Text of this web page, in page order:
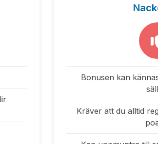
Bonusen kan
Kräver att du alltid